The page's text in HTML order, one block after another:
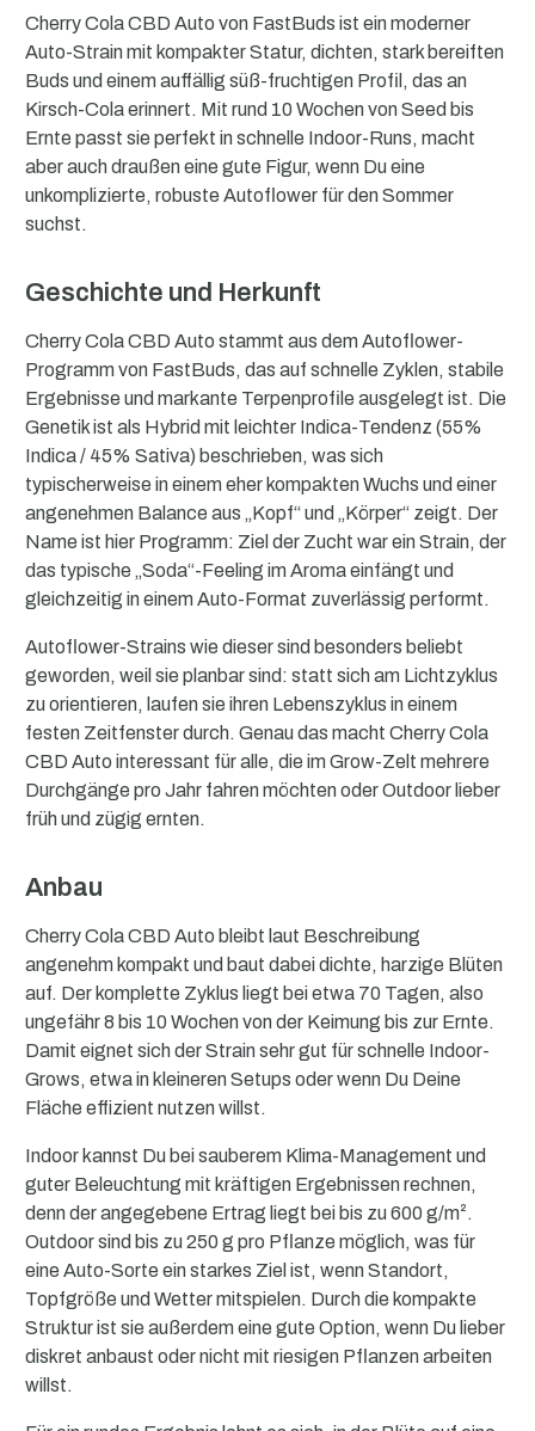
Cherry Cola CBD Auto von FastBuds ist ein moderner
Auto-Strain mit kompakter Statur, dichten, stark bereiften
Buds und einem auffällig süß-fruchtigen Profil, das an
Kirsch-Cola erinnert. Mit rund 10 Wochen von Seed bis
Ernte passt sie perfekt in schnelle Indoor-Runs, macht
aber auch draußen eine gute Figur, wenn Du eine
unkomplizierte, robuste Autoflower für den Sommer
suchst.
Geschichte und Herkunft
Cherry Cola CBD Auto stammt aus dem Autoflower-
Programm von FastBuds, das auf schnelle Zyklen, stabile
Ergebnisse und markante Terpenprofile ausgelegt ist. Die
Genetik ist als Hybrid mit leichter Indica-Tendenz (55%
Indica / 45% Sativa) beschrieben, was sich
typischerweise in einem eher kompakten Wuchs und einer
angenehmen Balance aus „Kopf“ und „Körper“ zeigt. Der
Name ist hier Programm: Ziel der Zucht war ein Strain, der
das typische „Soda“-Feeling im Aroma einfängt und
gleichzeitig in einem Auto-Format zuverlässig performt.
Autoflower-Strains wie dieser sind besonders beliebt
geworden, weil sie planbar sind: statt sich am Lichtzyklus
zu orientieren, laufen sie ihren Lebenszyklus in einem
festen Zeitfenster durch. Genau das macht Cherry Cola
CBD Auto interessant für alle, die im Grow-Zelt mehrere
Durchgänge pro Jahr fahren möchten oder Outdoor lieber
früh und zügig ernten.
Anbau
Cherry Cola CBD Auto bleibt laut Beschreibung
angenehm kompakt und baut dabei dichte, harzige Blüten
auf. Der komplette Zyklus liegt bei etwa 70 Tagen, also
ungefähr 8 bis 10 Wochen von der Keimung bis zur Ernte.
Damit eignet sich der Strain sehr gut für schnelle Indoor-
Grows, etwa in kleineren Setups oder wenn Du Deine
Fläche effizient nutzen willst.
Indoor kannst Du bei sauberem Klima-Management und
guter Beleuchtung mit kräftigen Ergebnissen rechnen,
denn der angegebene Ertrag liegt bei bis zu 600 g/m².
Outdoor sind bis zu 250 g pro Pflanze möglich, was für
eine Auto-Sorte ein starkes Ziel ist, wenn Standort,
Topfgröße und Wetter mitspielen. Durch die kompakte
Struktur ist sie außerdem eine gute Option, wenn Du lieber
diskret anbaust oder nicht mit riesigen Pflanzen arbeiten
willst.